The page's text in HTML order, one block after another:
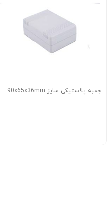
جعبه پلاستیکی سایز 90x65x36mm